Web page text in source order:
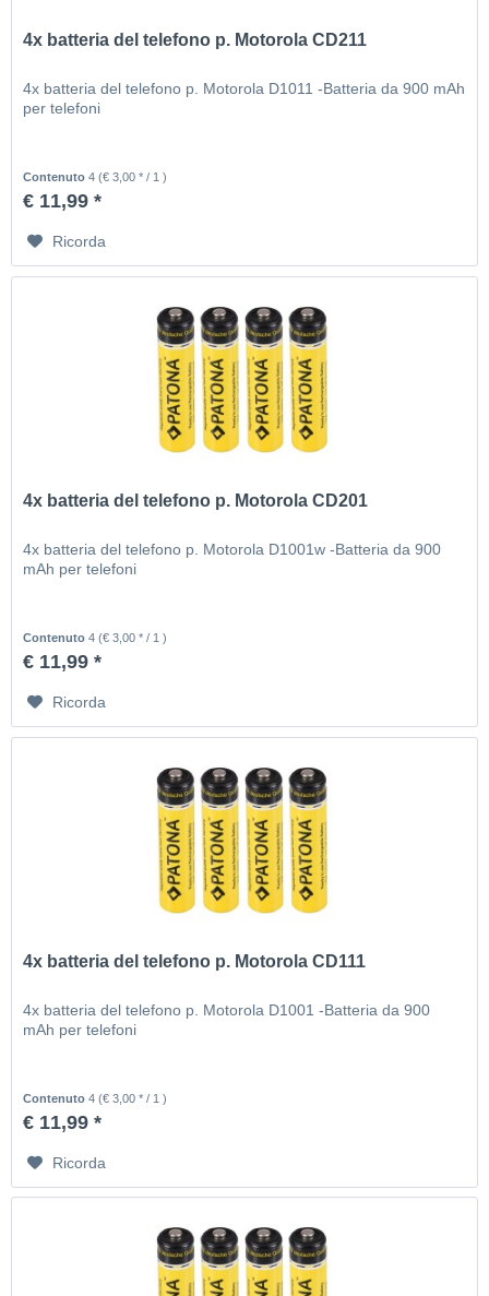
4x batteria del telefono p. Motorola CD211
4x batteria del telefono p. Motorola D1011 -Batteria da 900 mAh
per telefoni
Contenuto4(€ 3,00 * / 1 )
€ 11,99 *
Ricorda
4x batteria del telefono p. Motorola CD201
4x batteria del telefono p. Motorola D1001w -Batteria da 900
mAh per telefoni
Contenuto4(€ 3,00 * / 1 )
€ 11,99 *
Ricorda
4x batteria del telefono p. Motorola CD111
4x batteria del telefono p. Motorola D1001 -Batteria da 900
mAh per telefoni
Contenuto4(€ 3,00 * / 1 )
€ 11,99 *
Ricorda